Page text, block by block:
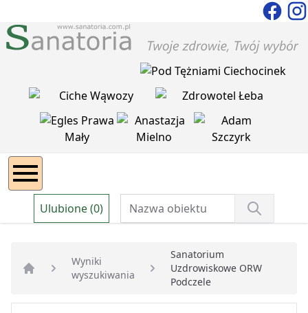
Ulubione (0)
Strona główna
Wyniki
wyszukiwania
Sanatorium
Uzdrowiskowe ORW
Podczele